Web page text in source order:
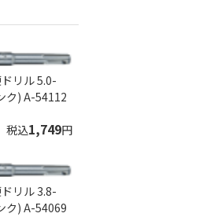
リル 5.0-
ク) A-54112
税込1,749円
リル 3.8-
ク) A-54069